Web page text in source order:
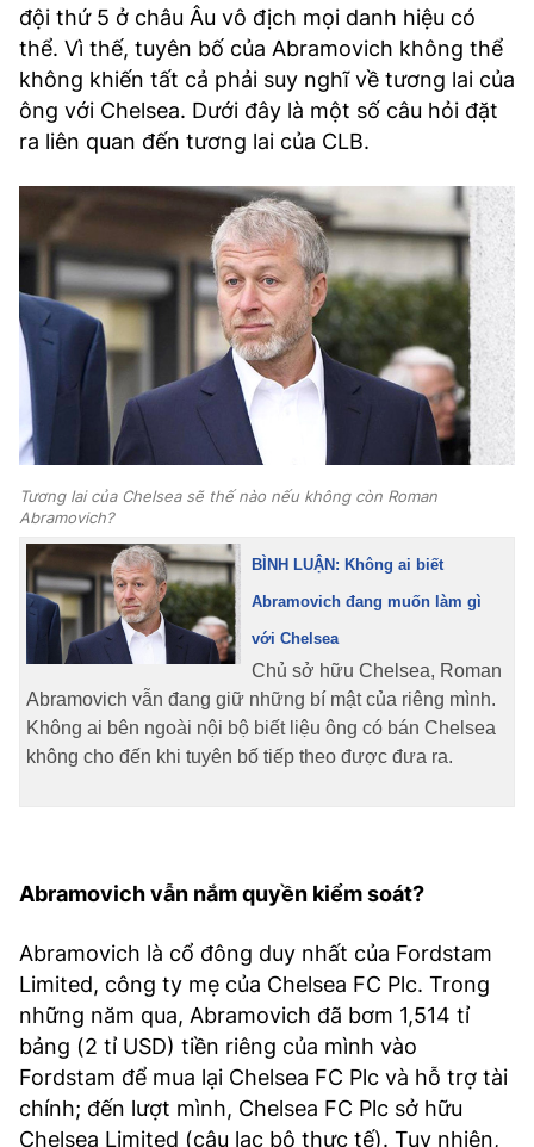
đội thứ 5 ở châu Âu vô địch mọi danh hiệu có
thể. Vì thế, tuyên bố của Abramovich không thể
không khiến tất cả phải suy nghĩ về tương lai của
ông với Chelsea. Dưới đây là một số câu hỏi đặt
ra liên quan đến tương lai của CLB.
Tương lai của Chelsea sẽ thế nào nếu không còn Roman
Abramovich?
BÌNH LUẬN: Không ai biết
Abramovich đang muốn làm gì
với Chelsea
Chủ sở hữu Chelsea, Roman
Abramovich vẫn đang giữ những bí mật của riêng mình.
Không ai bên ngoài nội bộ biết liệu ông có bán Chelsea
không cho đến khi tuyên bố tiếp theo được đưa ra.
Abramovich vẫn nắm quyền kiểm soát?
Abramovich là cổ đông duy nhất của Fordstam
Limited, công ty mẹ của Chelsea FC Plc. Trong
những năm qua, Abramovich đã bơm 1,514 tỉ
bảng (2 tỉ USD) tiền riêng của mình vào
Fordstam để mua lại Chelsea FC Plc và hỗ trợ tài
chính; đến lượt mình, Chelsea FC Plc sở hữu
Chelsea Limited (câu lạc bộ thực tế). Tuy nhiên,